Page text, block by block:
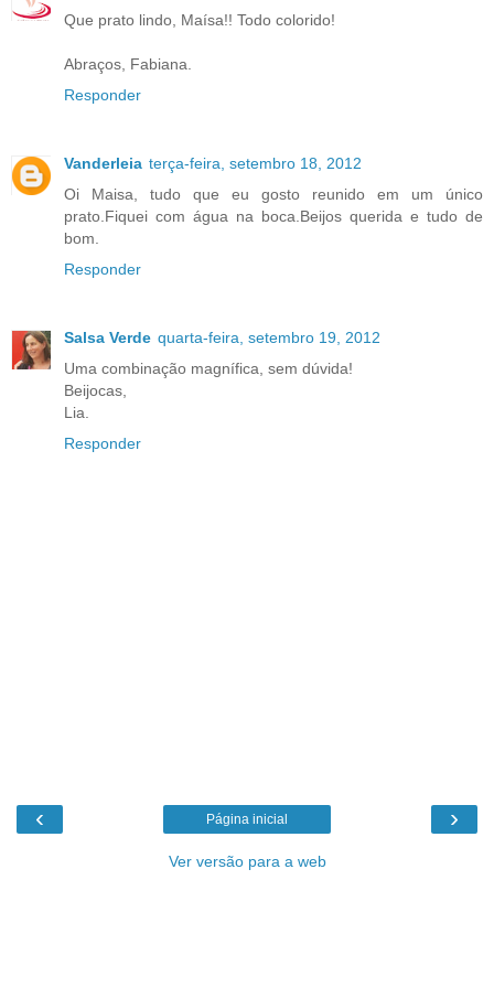
Que prato lindo, Maísa!! Todo colorido!
Abraços, Fabiana.
Responder
Vanderleia terça-feira, setembro 18, 2012
Oi Maisa, tudo que eu gosto reunido em um único
prato.Fiquei com água na boca.Beijos querida e tudo de
bom.
Responder
Salsa Verde quarta-feira, setembro 19, 2012
Uma combinação magnífica, sem dúvida!
Beijocas,
Lia.
Responder
‹ ›
Página inicial
Ver versão para a web